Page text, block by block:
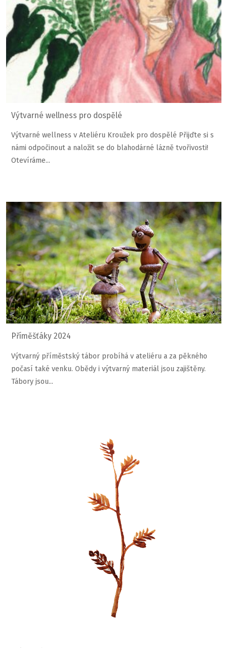
Výtvarné wellness pro dospělé
Výtvarné wellness v Ateliéru Kroužek pro dospělé Přijďte si s
námi odpočinout a naložit se do blahodárné lázně tvořivosti!
Otevíráme...
Příměšťáky 2024
Výtvarný příměstský tábor probíhá v ateliéru a za pěkného
počasí také venku. Obědy i výtvarný materiál jsou zajištěny.
Tábory jsou...